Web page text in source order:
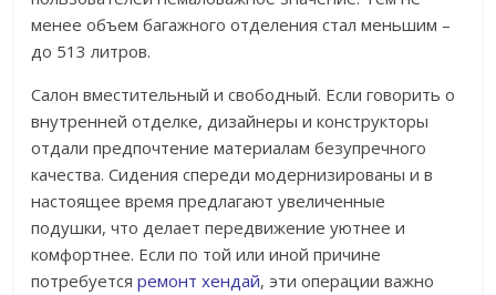
менее объем багажного отделения стал меньшим –
до 513 литров.
Салон вместительный и свободный. Если говорить о
внутренней отделке, дизайнеры и конструкторы
отдали предпочтение материалам безупречного
качества. Сидения спереди модернизированы и в
настоящее время предлагают увеличенные
подушки, что делает передвижение уютнее и
комфортнее. Если по той или иной причине
потребуетсяремонт хендай, эти операции важно